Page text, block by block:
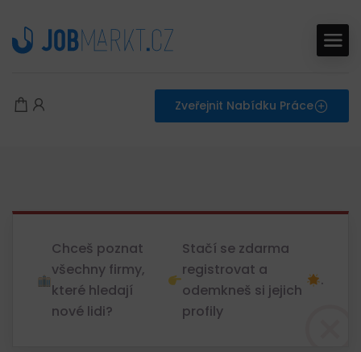
Zveřejnit Nabídku Práce
Chceš poznat
všechny firmy,
které hledají
nové lidi?
Stačí se zdarma
registrovat a
odemkneš si jejich
profily
.